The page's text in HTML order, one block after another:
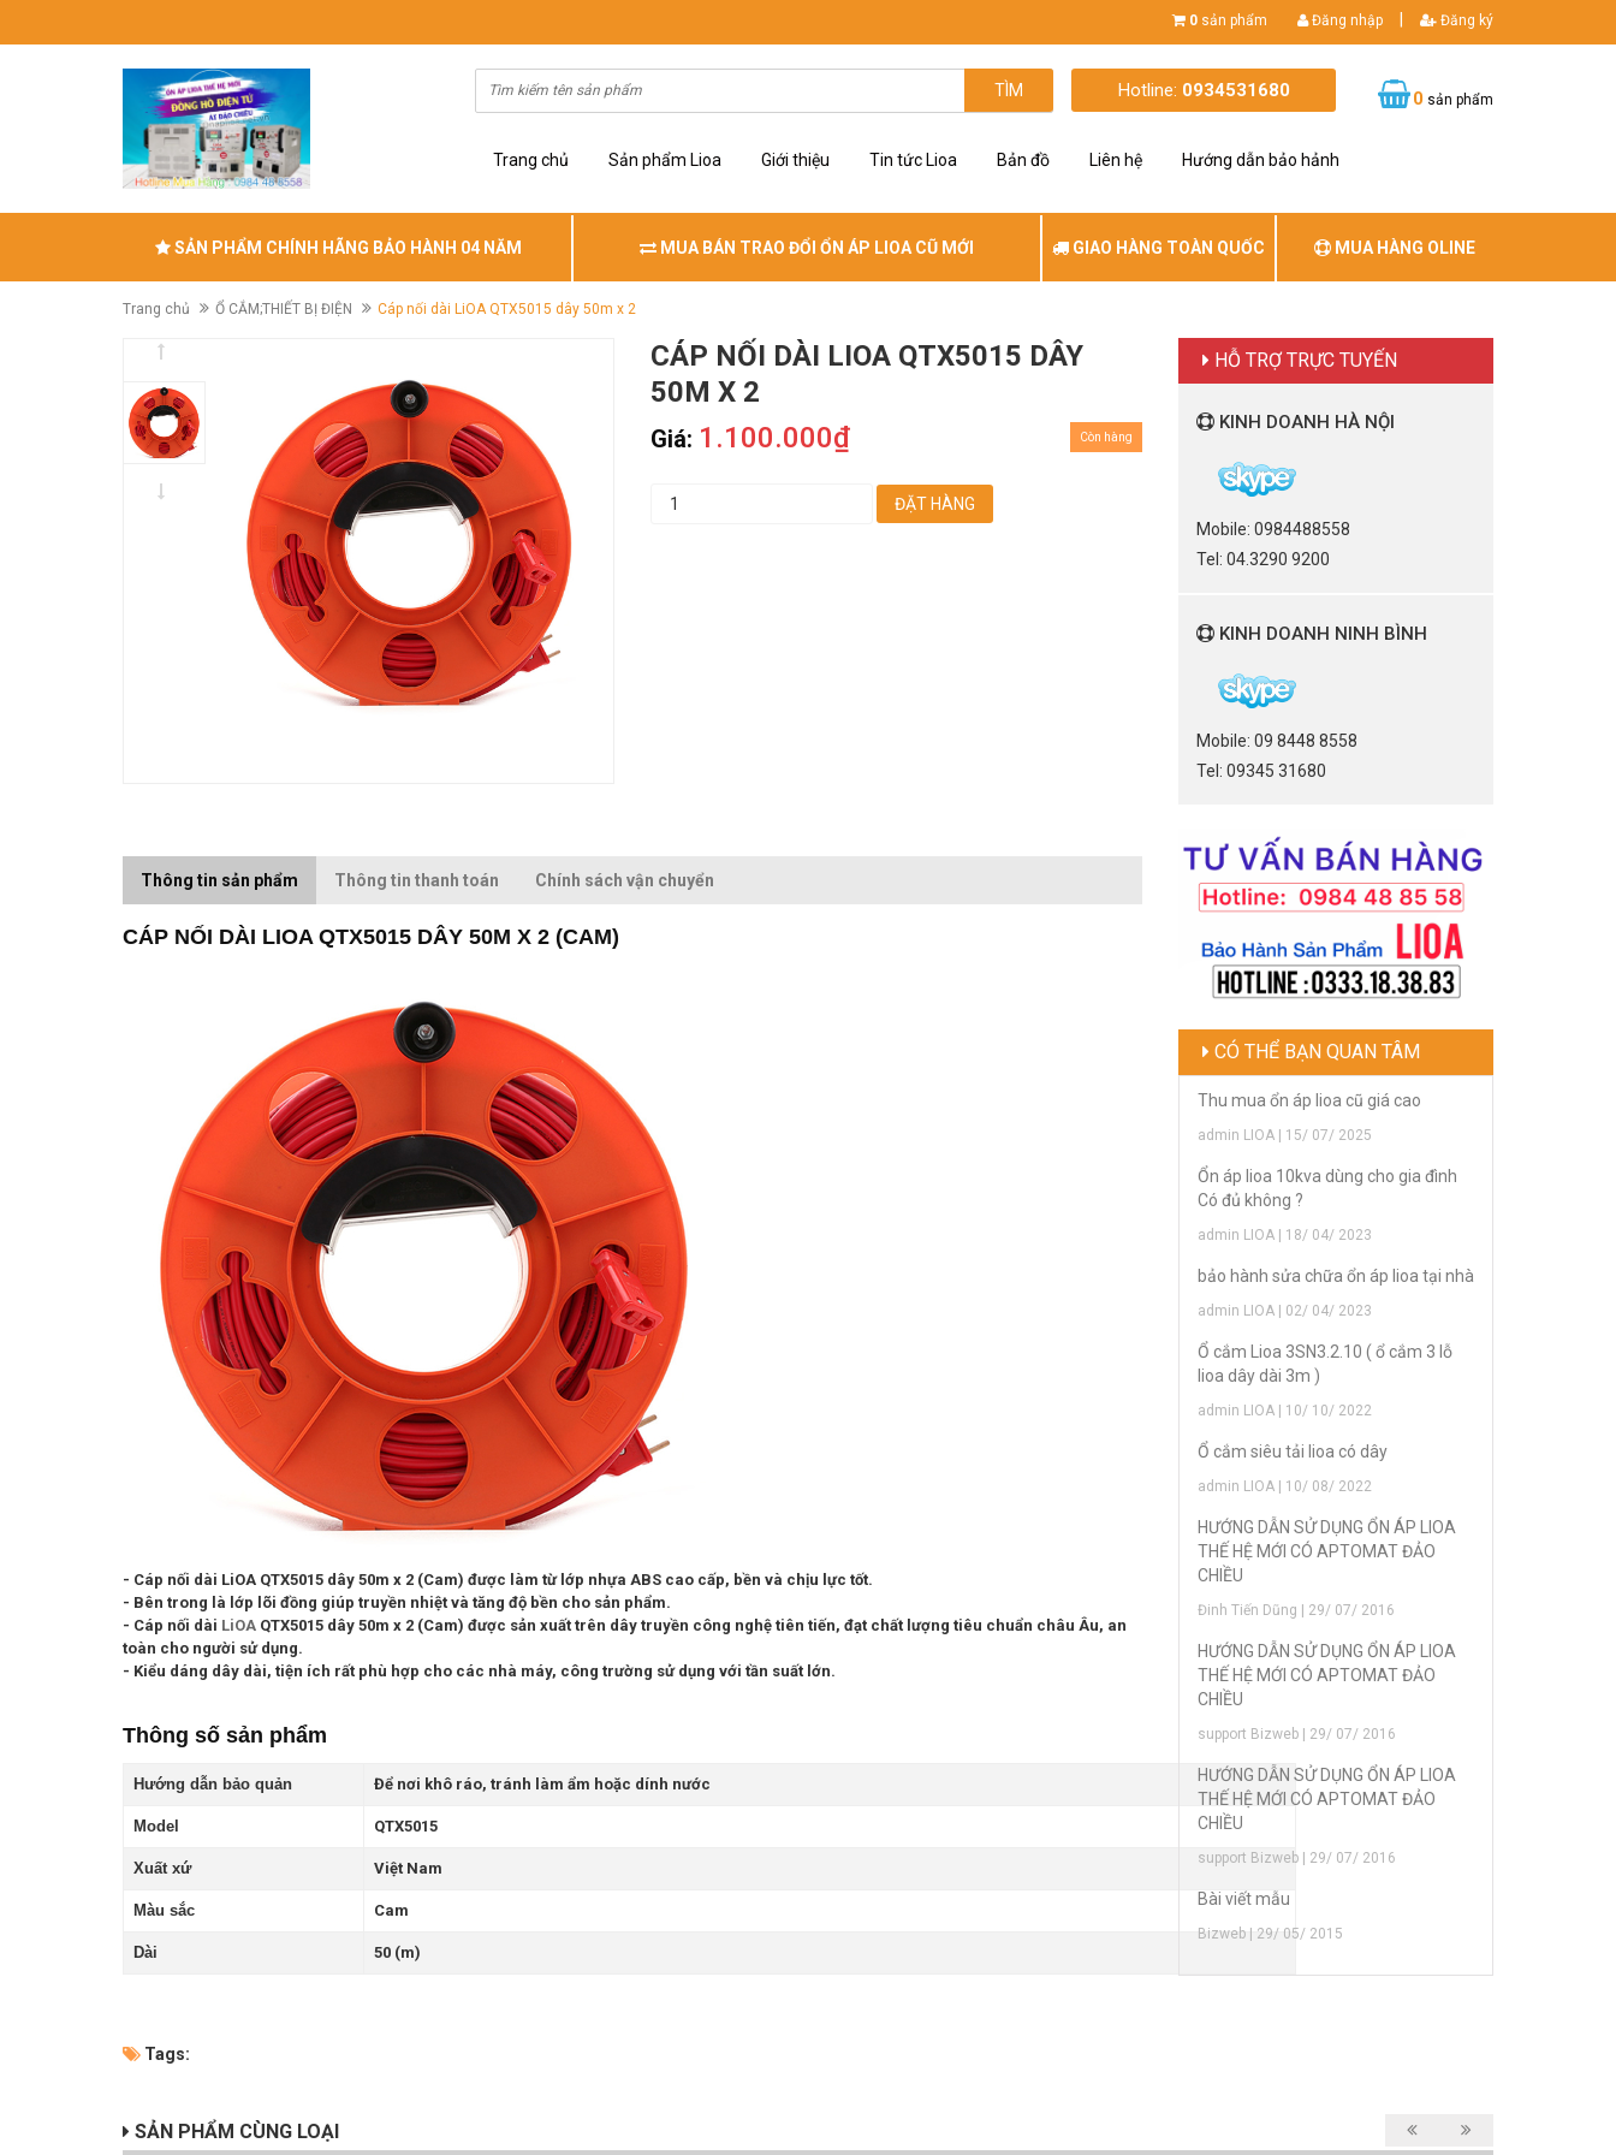
0 sản phẩm Đăng nhập Đăng ký
TÌM Hotline: 0934531680 0sản phẩm
Trang chủ Sản phẩm Lioa Giới thiệu Tin tức Lioa Bản đồ Liên hệ Hướng dẫn bảo hảnh
SẢN PHẨM CHÍNH HÃNG BẢO HÀNH 04 NĂM MUA BÁN TRAO ĐỔI ỔN ÁP LIOA CŨ MỚI GIAO HÀNG TOÀN QUỐC MUA HÀNG OLINE
Trang chủ Ổ CẮM;THIẾT BỊ ĐIỆN Cáp nối dài LiOA QTX5015 dây 50m x 2
CÁP NỐI DÀI LIOA QTX5015 DÂY
50M X 2
Giá: 1.100.000₫ Còn hàng
ĐẶT HÀNG
Thông tin sản phẩm Thông tin thanh toán Chính sách vận chuyển
CÁP NỐI DÀI LIOA QTX5015 DÂY 50M X 2 (CAM)
- Cáp nối dài LiOA QTX5015 dây 50m x 2 (Cam) được làm từ lớp nhựa ABS cao cấp, bền và chịu lực tốt.
- Bên trong là lớp lõi đồng giúp truyền nhiệt và tăng độ bền cho sản phẩm.
- Cáp nối dài LiOA QTX5015 dây 50m x 2 (Cam) được sản xuất trên dây truyền công nghệ tiên tiến, đạt chất lượng tiêu chuẩn châu Âu, an
toàn cho người sử dụng.
- Kiểu dáng dây dài, tiện ích rất phù hợp cho các nhà máy, công trường sử dụng với tần suất lớn.
Thông số sản phẩm
Hướng dẫn bảo quản Để nơi khô ráo, tránh làm ẩm hoặc dính nước
Model QTX5015
Xuất xứ Việt Nam
Màu sắc Cam
Dài 50 (m)
Tags:
HỖ TRỢ TRỰC TUYẾN
KINH DOANH HÀ NỘI
Mobile: 0984488558
Tel: 04.3290 9200
KINH DOANH NINH BÌNH
Mobile: 09 8448 8558
Tel: 09345 31680
CÓ THỂ BẠN QUAN TÂM
Thu mua ổn áp lioa cũ giá cao
admin LIOA | 15/ 07/ 2025
Ổn áp lioa 10kva dùng cho gia đình
Có đủ không ?
admin LIOA | 18/ 04/ 2023
bảo hành sửa chữa ổn áp lioa tại nhà
admin LIOA | 02/ 04/ 2023
Ổ cắm Lioa 3SN3.2.10 ( ổ cắm 3 lỗ
lioa dây dài 3m )
admin LIOA | 10/ 10/ 2022
Ổ cắm siêu tải lioa có dây
admin LIOA | 10/ 08/ 2022
HƯỚNG DẪN SỬ DỤNG ỔN ÁP LIOA
THẾ HỆ MỚI CÓ APTOMAT ĐẢO
CHIỀU
Đinh Tiến Dũng | 29/ 07/ 2016
HƯỚNG DẪN SỬ DỤNG ỔN ÁP LIOA
THẾ HỆ MỚI CÓ APTOMAT ĐẢO
CHIỀU
support Bizweb | 29/ 07/ 2016
HƯỚNG DẪN SỬ DỤNG ỔN ÁP LIOA
THẾ HỆ MỚI CÓ APTOMAT ĐẢO
CHIỀU
support Bizweb | 29/ 07/ 2016
Bài viết mẫu
Bizweb | 29/ 05/ 2015
SẢN PHẨM CÙNG LOẠI